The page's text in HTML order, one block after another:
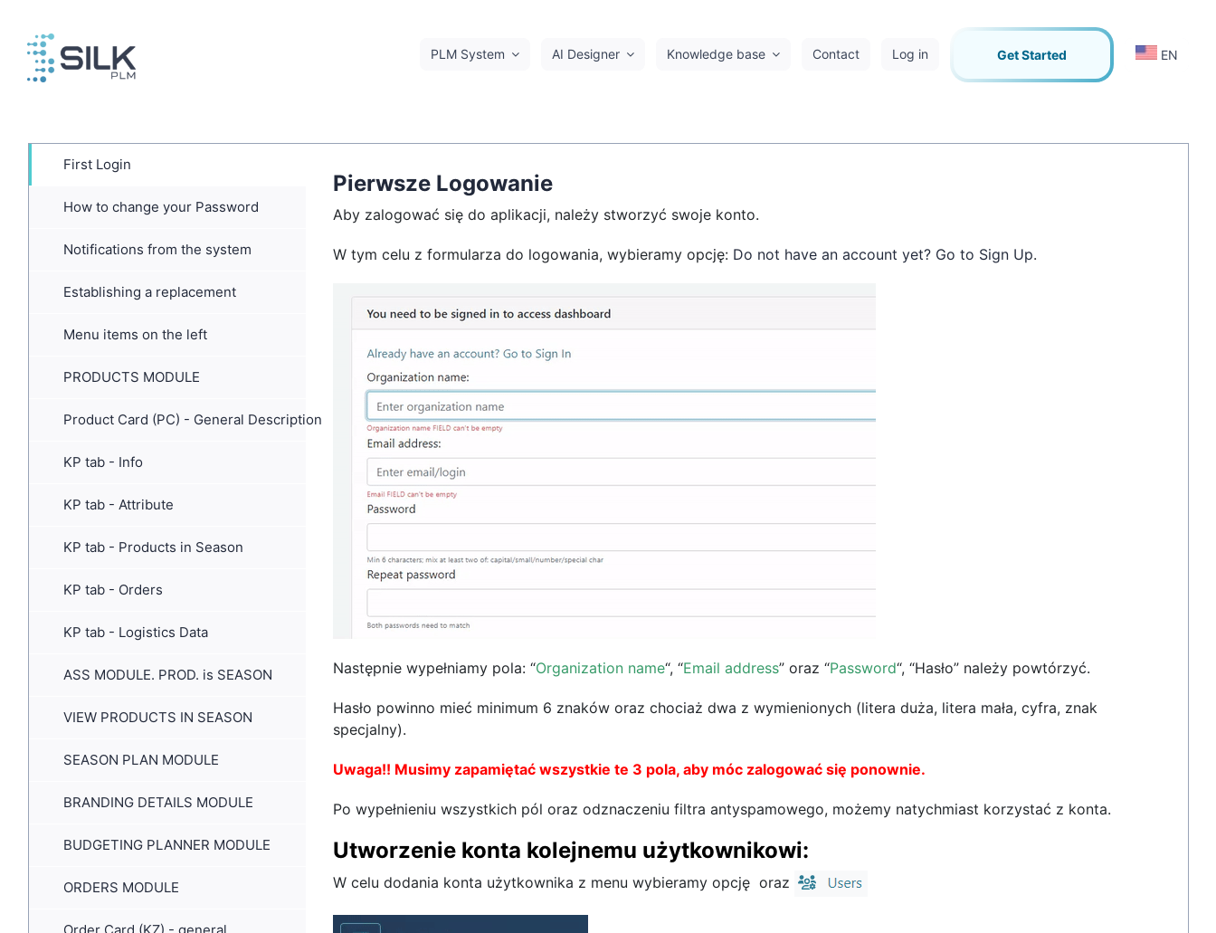
content
PLM System AI Designer Knowledge base Contact Log in Get Started EN
First Login
How to change your Password
Notifications from the system
Establishing a replacement
Menu items on the left
PRODUCTS MODULE
Product Card (PC) - General Description
KP tab - Info
KP tab - Attribute
KP tab - Products in Season
KP tab - Orders
KP tab - Logistics Data
ASS MODULE. PROD. is SEASON
VIEW PRODUCTS IN SEASON
SEASON PLAN MODULE
BRANDING DETAILS MODULE
BUDGETING PLANNER MODULE
ORDERS MODULE
Pierwsze Logowanie
Aby zalogować się do aplikacji, należy stworzyć swoje konto.
W tym celu z formularza do logowania, wybieramy opcję: Do not have an account yet? Go to Sign Up.
Następnie wypełniamy pola: “Organization name“, “Email address” oraz “Password“, “Hasło” należy powtórzyć.
Hasło powinno mieć minimum 6 znaków oraz chociaż dwa z wymienionych (litera duża, litera mała, cyfra, znak
specjalny).
Uwaga!! Musimy zapamiętać wszystkie te 3 pola, aby móc zalogować się ponownie.
Po wypełnieniu wszystkich pól oraz odznaczeniu filtra antyspamowego, możemy natychmiast korzystać z konta.
Utworzenie konta kolejnemu użytkownikowi:
W celu dodania konta użytkownika z menu wybieramy opcję oraz